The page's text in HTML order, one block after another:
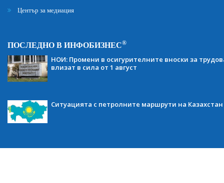
Център за медиация
ПОСЛЕДНО В ИНФОБИЗНЕС®
НОИ: Промени в осигурителните вноски за
влизат в сила от 1 август
Ситуацията с петролните маршрути на Казахстан